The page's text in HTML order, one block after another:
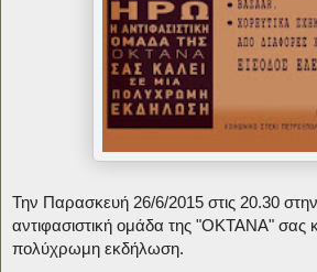
Την Παρασκευή 26/6/2015 στις 20.30
αντιφασιστική ομάδα της "ΟΚΤΑΝΑ" σας
πολύχρωμη εκδήλωση.